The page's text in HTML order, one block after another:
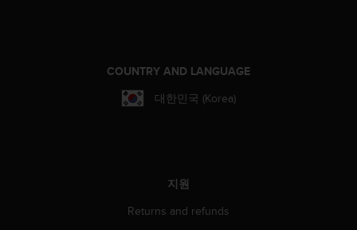
COUNTRY AND LANGUAGE
대한민국 (Korea)
지원
Returns and refunds